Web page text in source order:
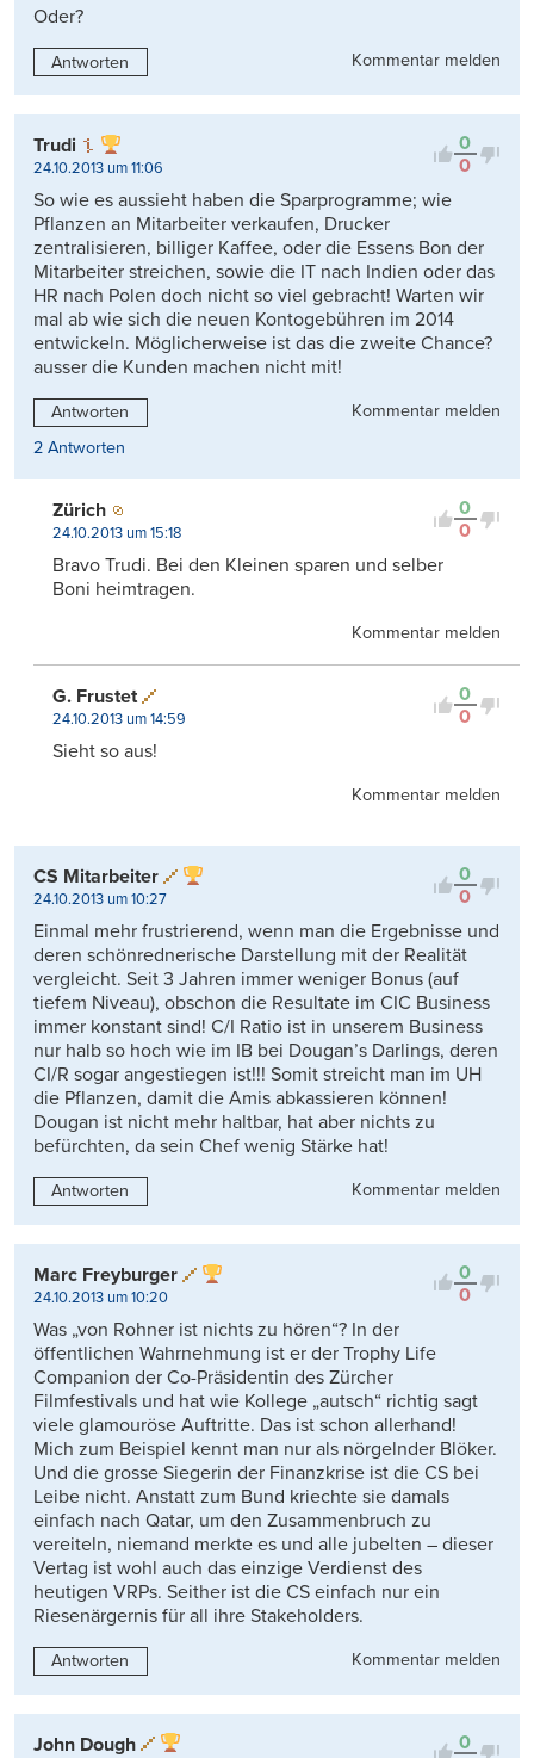
Oder?
Antworten Kommentar melden
0
0
Trudi
24.10.2013 um 11:06
So wie es aussieht haben die Sparprogramme; wie
Pflanzen an Mitarbeiter verkaufen, Drucker
zentralisieren, billiger Kaffee, oder die Essens Bon der
Mitarbeiter streichen, sowie die IT nach Indien oder das
HR nach Polen doch nicht so viel gebracht! Warten wir
mal ab wie sich die neuen Kontogebühren im 2014
entwickeln. Möglicherweise ist das die zweite Chance?
ausser die Kunden machen nicht mit!
Antworten
Kommentar melden
2 Antworten
0
0
Zürich
24.10.2013 um 15:18
Bravo Trudi. Bei den Kleinen sparen und selber
Boni heimtragen.
Kommentar melden
0
0
G. Frustet
24.10.2013 um 14:59
Sieht so aus!
Kommentar melden
0
0
CS Mitarbeiter
24.10.2013 um 10:27
Einmal mehr frustrierend, wenn man die Ergebnisse und
deren schönrednerische Darstellung mit der Realität
vergleicht. Seit 3 Jahren immer weniger Bonus (auf
tiefem Niveau), obschon die Resultate im CIC Business
immer konstant sind! C/I Ratio ist in unserem Business
nur halb so hoch wie im IB bei Dougan’s Darlings, deren
CI/R sogar angestiegen ist!!! Somit streicht man im UH
die Pflanzen, damit die Amis abkassieren können!
Dougan ist nicht mehr haltbar, hat aber nichts zu
befürchten, da sein Chef wenig Stärke hat!
Antworten Kommentar melden
0
0
Marc Freyburger
24.10.2013 um 10:20
Was „von Rohner ist nichts zu hören“? In der
öffentlichen Wahrnehmung ist er der Trophy Life
Companion der Co-Präsidentin des Zürcher
Filmfestivals und hat wie Kollege „autsch“ richtig sagt
viele glamouröse Auftritte. Das ist schon allerhand!
Mich zum Beispiel kennt man nur als nörgelnder Blöker.
Und die grosse Siegerin der Finanzkrise ist die CS bei
Leibe nicht. Anstatt zum Bund kriechte sie damals
einfach nach Qatar, um den Zusammenbruch zu
vereiteln, niemand merkte es und alle jubelten – dieser
Vertag ist wohl auch das einzige Verdienst des
heutigen VRPs. Seither ist die CS einfach nur ein
Riesenärgernis für all ihre Stakeholders.
Antworten Kommentar melden
0
John Dough